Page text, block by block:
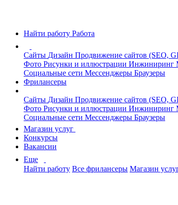
Найти работу Работа
Сайты Дизайн Продвижение сайтов (SEO,
Фото Рисунки и иллюстрации Инжиниринг
Социальные сети Мессенджеры Браузеры
Фрилансеры
Сайты Дизайн Продвижение сайтов (SEO,
Фото Рисунки и иллюстрации Инжиниринг
Социальные сети Мессенджеры Браузеры
Магазин услуг
Конкурсы
Вакансии
Еще
Найти работу Все фрилансеры Магазин